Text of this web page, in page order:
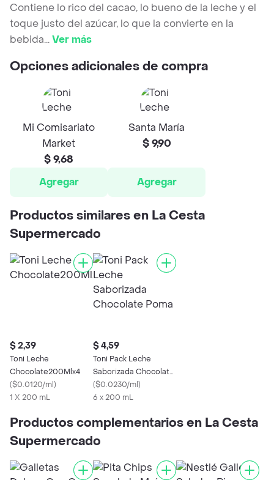
Contiene lo rico del cacao, lo bueno de la leche y el
toque justo del azúcar, lo que la convierte en la
bebida...Ver más
Opciones adicionales de compra
Mi Comisariato
Market
$ 9,68
Agregar
Santa María
$ 9,90
Agregar
Productos similares en La Cesta
Supermercado
$ 2,39
Toni Leche
Chocolate200Mlx4
($0.0120/ml)
1 X 200 mL
$ 4,59
Toni Pack Leche
Saborizada Chocolate
Poma
($0.0230/ml)
6 x 200 mL
Productos complementarios en La Cesta
Supermercado